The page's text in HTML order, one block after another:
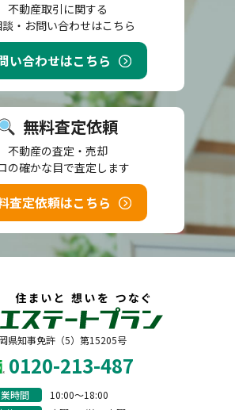
不動産取引に関する
談・お問い合わせはこちら
い合わせはこちら
無料査定依頼
不動産の査定・売却
の確かな目で査定します
査定依頼はこちら
県知事免許（5）第15205号
0120-213-487
時間
10:00〜18:00